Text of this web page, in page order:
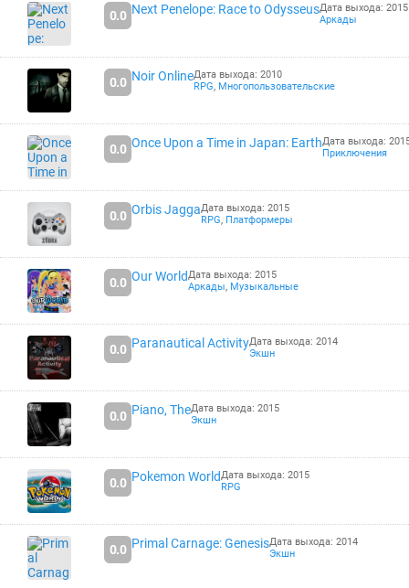
0.0 Next Penelope: Race to OdysseusДата выхода: 2015
Аркады
0.0 Noir OnlineДата выхода: 2010
RPG, Многопользовательские
0.0 Once Upon a Time in Japan: EarthДата выхода:
Приключения
0.0 Orbis JaggaДата выхода: 2015
RPG, Платформеры
0.0 Our WorldДата выхода: 2015
Аркады, Музыкальные
0.0 Paranautical ActivityДата выхода: 2014
Экшн
0.0 Piano, TheДата выхода: 2015
Экшн
0.0 Pokemon WorldДата выхода: 2015
RPG
0.0 Primal Carnage: GenesisДата выхода: 2014
Экшн